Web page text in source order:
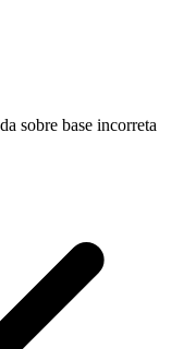
sobre base incorreta